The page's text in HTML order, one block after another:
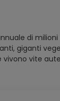
di
giganti
vivono vite